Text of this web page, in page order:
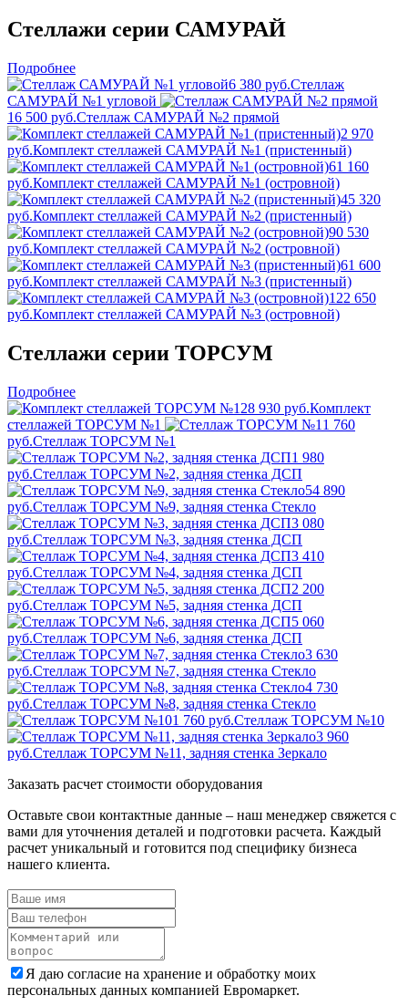
Стеллажи серии САМУРАЙ
Подробнее
6 380 руб.Стеллаж
САМУРАЙ №1 угловой
16 500 руб.Стеллаж САМУРАЙ №2 прямой
2 970
руб.Комплект стеллажей САМУРАЙ №1 (пристенный)
61 160
руб.Комплект стеллажей САМУРАЙ №1 (островной)
45 320
руб.Комплект стеллажей САМУРАЙ №2 (пристенный)
90 530
руб.Комплект стеллажей САМУРАЙ №2 (островной)
61 600
руб.Комплект стеллажей САМУРАЙ №3 (пристенный)
122 650
руб.Комплект стеллажей САМУРАЙ №3 (островной)
Стеллажи серии ТОРСУМ
Подробнее
28 930 руб.Комплект
стеллажей ТОРСУМ №1
1 760
руб.Стеллаж ТОРСУМ №1
1 980
руб.Стеллаж ТОРСУМ №2, задняя стенка ДСП
54 890
руб.Стеллаж ТОРСУМ №9, задняя стенка Стекло
3 080
руб.Стеллаж ТОРСУМ №3, задняя стенка ДСП
3 410
руб.Стеллаж ТОРСУМ №4, задняя стенка ДСП
2 200
руб.Стеллаж ТОРСУМ №5, задняя стенка ДСП
5 060
руб.Стеллаж ТОРСУМ №6, задняя стенка ДСП
3 630
руб.Стеллаж ТОРСУМ №7, задняя стенка Стекло
4 730
руб.Стеллаж ТОРСУМ №8, задняя стенка Стекло
1 760 руб.Стеллаж ТОРСУМ №10
3 960
руб.Стеллаж ТОРСУМ №11, задняя стенка Зеркало
Заказать расчет стоимости оборудования
Оставьте свои контактные данные – наш менеджер свяжется с
вами для уточнения деталей и подготовки расчета. Каждый
расчет уникальный и готовится под специфику бизнеса
нашего клиента.
Я даю согласие на хранение и обработку моих
персональных данных компанией Евромаркет.